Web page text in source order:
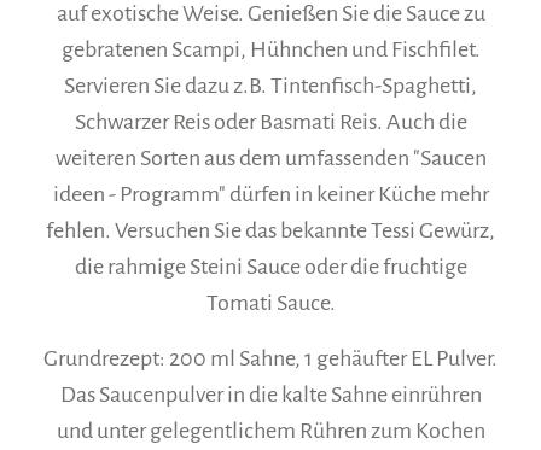
auf exotische Weise. Genießen Sie die Sauce zu
gebratenen Scampi, Hühnchen und Fischfilet.
Servieren Sie dazu z.B. Tintenfisch-Spaghetti,
Schwarzer Reis oder Basmati Reis. Auch die
weiteren Sorten aus dem umfassenden "Saucen
ideen - Programm" dürfen in keiner Küche mehr
fehlen. Versuchen Sie das bekannte Tessi Gewürz,
die rahmige Steini Sauce oder die fruchtige
Tomati Sauce.
Grundrezept: 200 ml Sahne, 1 gehäufter EL Pulver.
Das Saucenpulver in die kalte Sahne einrühren
und unter gelegentlichem Rühren zum Kochen